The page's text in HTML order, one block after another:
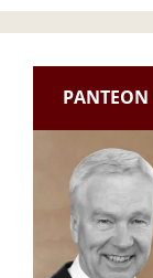
PANTEON